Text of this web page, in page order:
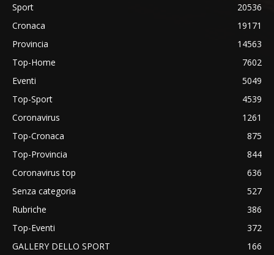
Sport
20536
Cronaca
19171
Provincia
14563
Top-Home
7602
Eventi
5049
Top-Sport
4539
Coronavirus
1261
Top-Cronaca
875
Top-Provincia
844
Coronavirus top
636
Senza categoria
527
Rubriche
386
Top-Eventi
372
GALLERY DELLO SPORT
166